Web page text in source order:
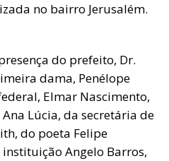
no bairro Jerusalém.
do prefeito, Dr.
dama, Penélope
Elmar Nascimento,
Lúcia, da secretária de
do poeta Felipe
Angelo Barros,